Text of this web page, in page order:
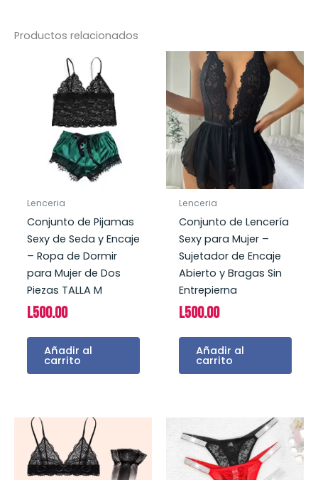
Productos relacionados
Lenceria
Conjunto de Pijamas
Sexy de Seda y Encaje
– Ropa de Dormir
para Mujer de Dos
Piezas TALLA M
L500.00
Añadir al
carrito
Lenceria
Conjunto de Lencería
Sexy para Mujer –
Sujetador de Encaje
Abierto y Bragas Sin
Entrepierna
L500.00
Añadir al
carrito